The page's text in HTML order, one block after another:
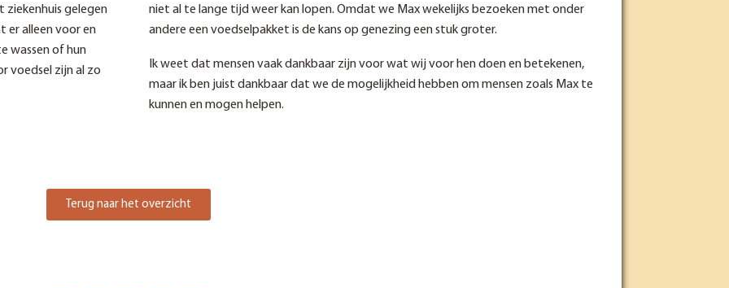
ziekenhuis gelegen
er alleen voor en
wassen of hun
voedsel zijn al zo
niet al te lange tijd weer kan lopen. Omdat we Max wekelijks bezoeken met onder
andere een voedselpakket is de kans op genezing een stuk groter.
Ik weet dat mensen vaak dankbaar zijn voor wat wij voor hen doen en betekenen,
maar ik ben juist dankbaar dat we de mogelijkheid hebben om mensen zoals Max te
kunnen en mogen helpen.
Terug naar het overzicht